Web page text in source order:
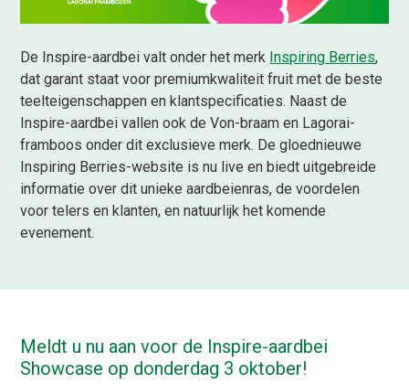
De Inspire-aardbei valt onder het merk Inspiring Berries,
dat garant staat voor premiumkwaliteit fruit met de beste
teelteigenschappen en klantspecificaties. Naast de
Inspire-aardbei vallen ook de Von-braam en Lagorai-
framboos onder dit exclusieve merk. De gloednieuwe
Inspiring Berries-website is nu live en biedt uitgebreide
informatieover dit uniekeaardbeienras, de voordelen
voor telers en klanten, en natuurlijk het komende
evenement.
Meldt u nu aan voor de Inspire-aardbei
Showcase op donderdag 3 oktober!